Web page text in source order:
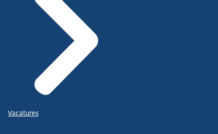
Vacatures